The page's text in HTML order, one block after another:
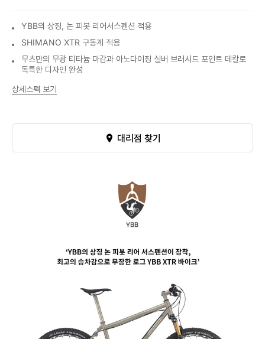
YBB의 상징, 논 피봇 리어서스펜션 적용
SHIMANO XTR 구동계 적용
무츠만의 무광 티타늄 마감과 아노다이징 실버 브러시드 포인트 데칼로
독특한 디자인 완성
상세스펙 보기
대리점 찾기